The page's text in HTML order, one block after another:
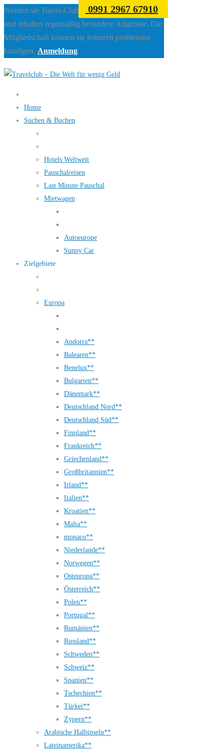
0991 2967 67910
Werden sie Travel-Club Mitglied beim Travelclub
und erhalten regelmäßig besondere Angebote. Die
Mitgliedschaft können sie jederzeit problemlos
kündigen. Anmeldung
Home
Suchen & Buchen
Hotels Weltweit
Pauschalreisen
Last Minute Pauschal
Mietwagen
Autoeurope
Sunny Car
Zielgebiete
Europa
Andorra**
Balearen**
Benelux**
Bulgarien**
Dänemark**
Deutschland Nord**
Deutschland Süd**
Finnland**
Frankreich**
Griechenland**
Großbritannien**
Irland**
Italien**
Kroatien**
Malta**
monaco**
Niederlande**
Norwegen**
Osteuropa**
Österreich**
Polen**
Portugal**
Rumänien**
Russland**
Schweden**
Schweiz**
Spanien**
Tschechien**
Türkei**
Zypern**
Arabische Halbinseln**
Lateinamerika**